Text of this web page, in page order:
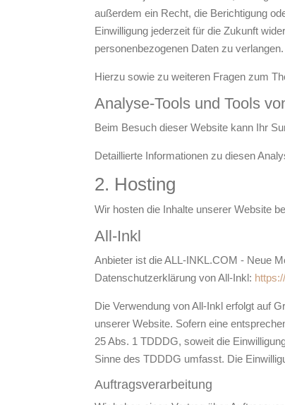
außerdem ein Recht, die Berichtigung
Einwilligung jederzeit für die Zukunft
personenbezogenen Daten zu
Hierzu sowie zu weiteren Fragen zum
Analyse-Tools und Tools
Beim Besuch dieser Website kann Ihr
Detaillierte Informationen zu diesen
2. Hosting
Wir hosten die Inhalte unserer Website
All-Inkl
Anbieter ist die ALL-INKL.COM - Neue
Datenschutzerklärung von All-Inkl:
Die Verwendung von All-Inkl erfolgt auf
unserer Website. Sofern eine
25 Abs. 1 TDDDG, soweit die
Sinne des TDDDG umfasst. Die
Auftragsverarbeitung